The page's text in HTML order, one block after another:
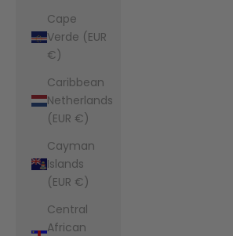
Cape
Verde (EUR
€)
Caribbean
Netherlands
(EUR €)
Cayman
Islands
(EUR €)
Central
African